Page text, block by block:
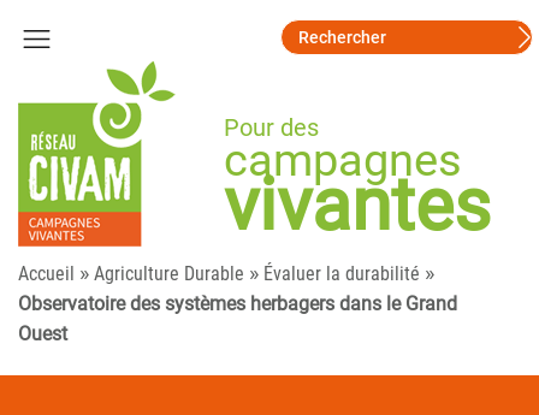
Pour des
campagnes
vivantes
Accueil » Agriculture Durable » Évaluer la durabilité »
Observatoire des systèmes herbagers dans le Grand
Ouest